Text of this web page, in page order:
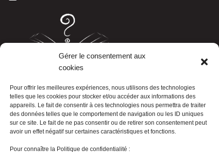
Gérer le consentement aux
cookies
Pour offrir les meilleures expériences, nous utilisons des technologies
telles que les cookies pour stocker et/ou accéder aux informations des
appareils. Le fait de consentir à ces technologies nous permettra de traiter
des données telles que le comportement de navigation ou les ID uniques
sur ce site. Le fait de ne pas consentir ou de retirer son consentement peut
avoir un effet négatif sur certaines caractéristiques et fonctions.
Pour connaître la Politique de confidentialité :
LISTE TÉLÉPHONIQUE